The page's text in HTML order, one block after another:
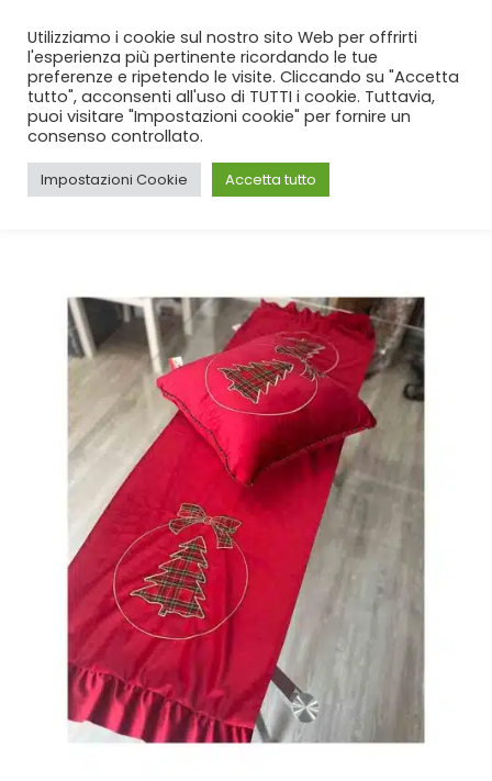
SPEDIZIONE GRATUITA per ordini da 99€!
CASA SHOP NATALE, RUNNER RUNNER CRYSTAL ROSSO
Utilizziamo i cookie sul nostro sito Web per offrirti
l'esperienza più pertinente ricordando le tue
preferenze e ripetendo le visite. Cliccando su "Accetta
tutto", acconsenti all'uso di TUTTI i cookie. Tuttavia,
puoi visitare "Impostazioni cookie" per fornire un
consenso controllato.
Impostazioni Cookie Accetta tutto